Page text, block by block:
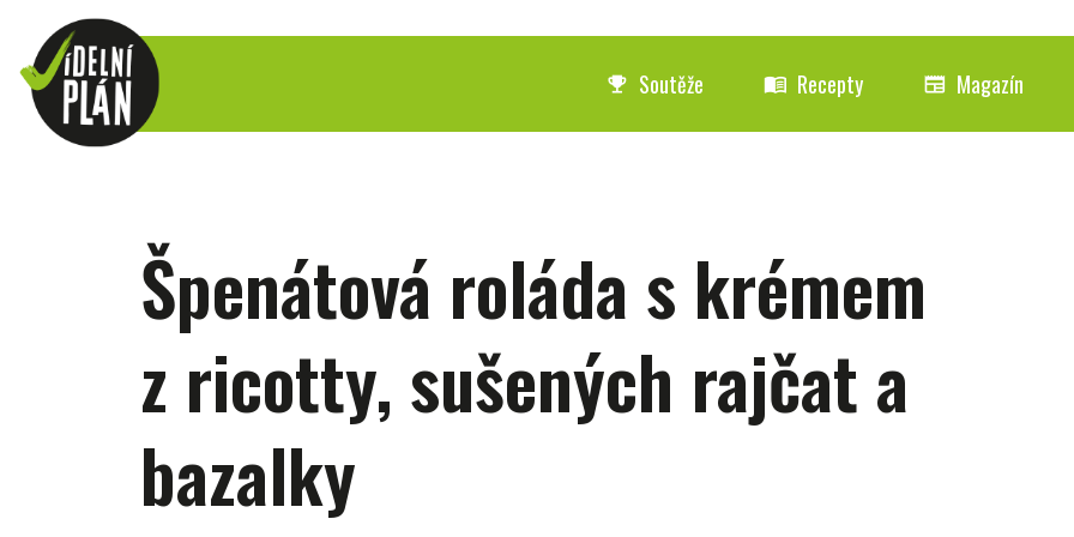
emoji_events Soutěže menu_book Recepty newspaper Magazín
Špenátová roláda s krémem
z ricotty, sušených rajčat a
bazalky